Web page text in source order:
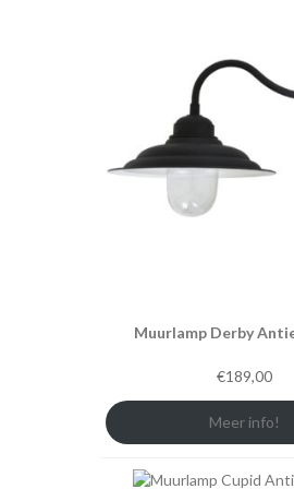
Muurlamp Derby
€189,00
Meer info!